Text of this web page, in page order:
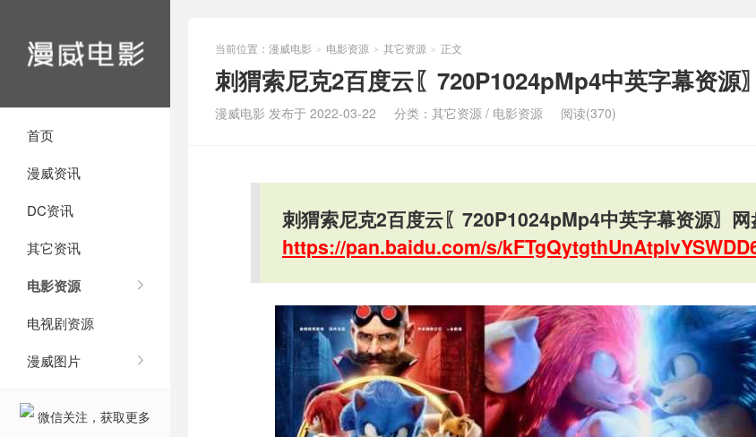
首页
漫威资讯
DC资讯
其它资讯
电影资源
电视剧资源
漫威图片
微信关注，获取更多
当前位置： 漫威电影 > 电影资源 > 其它资源 > 正文
刺猬索尼克2百度云〖720P1024pMp4中英字幕资源
漫威电影 发布于 2022-03-22 分类： 其它资源 / 电影资源 阅读(370)
刺猬索尼克2百度云〖720P1024pMp4中英字幕资源〗网
https://pan.baidu.com/s/